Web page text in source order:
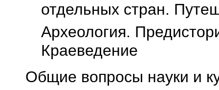
отдельных стран.
Археология.
Краеведение
Общие вопросы науки и